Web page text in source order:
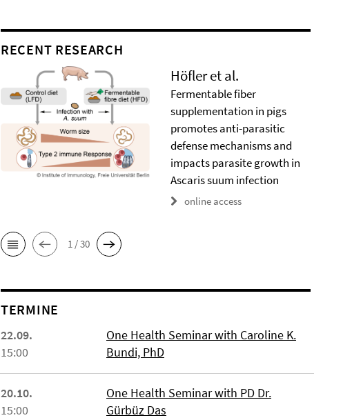
RECENT RESEARCH
Höfler et al.
Fermentable fiber
supplementation in pigs
promotes anti-parasitic
defense mechanisms and
impacts parasite growth in
Ascaris suum infection
online access
1 / 30
TERMINE
22.09.
15:00
One Health Seminar with Caroline K.
Bundi, PhD
20.10.
15:00
One Health Seminar with PD Dr.
Gürbüz Das